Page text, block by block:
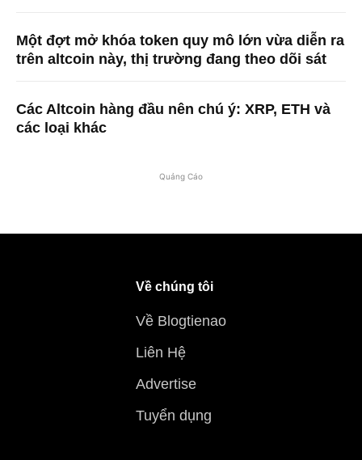
Một đợt mở khóa token quy mô lớn vừa diễn ra
trên altcoin này, thị trường đang theo dõi sát
Các Altcoin hàng đầu nên chú ý: XRP, ETH và
các loại khác
Quảng Cáo
Về chúng tôi
Về Blogtienao
Liên Hệ
Advertise
Tuyển dụng